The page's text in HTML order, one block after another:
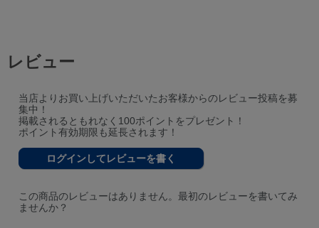
レビュー
当店よりお買い上げいただいたお客様からのレビュー投稿を募
集中！
掲載されるともれなく100ポイントをプレゼント！
ポイント有効期限も延長されます！
ログインしてレビューを書く
この商品のレビューはありません。最初のレビューを書いてみ
ませんか？